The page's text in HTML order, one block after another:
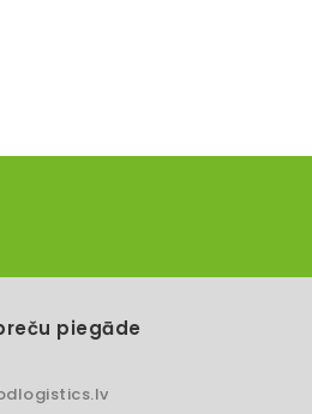
piegāde